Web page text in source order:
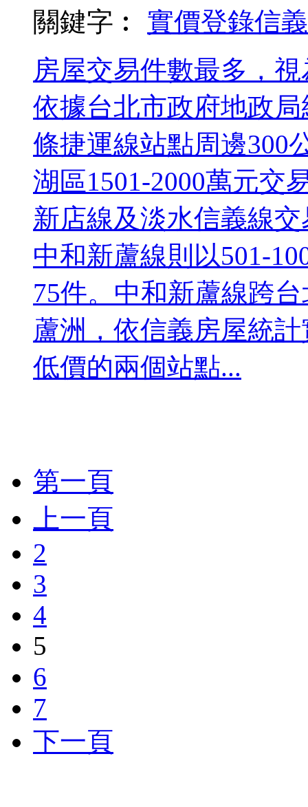
關鍵字︰ 實價登錄信
房屋交易件數最多，
依據台北市政府地政
條捷運線站點周邊300
湖區1501-2000萬元交
新店線及淡水信義線
中和新蘆線則以501-
75件。中和新蘆線跨
蘆洲，依信義房屋統
低價的兩個站點...
第一頁
上一頁
2
3
4
5
6
7
下一頁